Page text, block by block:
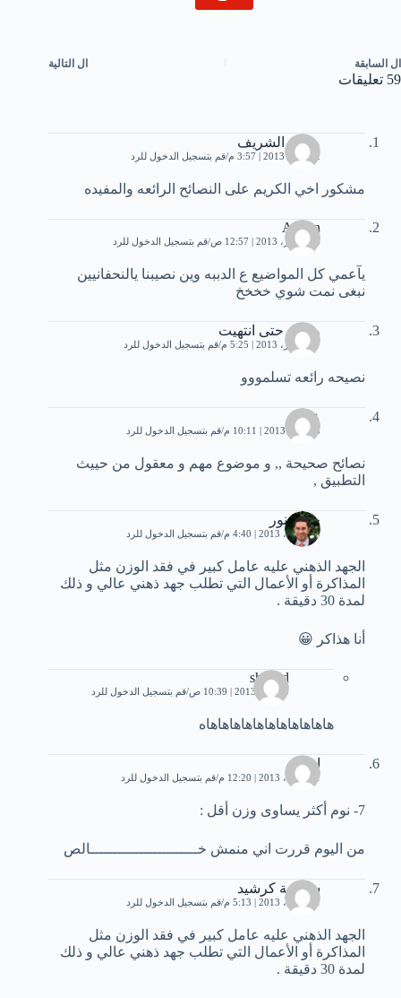
ال السابقة ال التالية
59 تعليقات
محمد الشريف
12 يناير، 2013 | 3:57 م قم بتسجيل الدخول للرد
مشكور اخي الكريم على النصائح الرائعه والمفيده
Adnan
16 فبراير، 2013 | 12:57 ص قم بتسجيل الدخول للرد
يآعمي كل المواضيع ع الدببه وين نصيبنا يالنحفانيين
نبغى نمت شوي خخخخ
وفيت حتى انتهيت
27 فبراير، 2013 | 5:25 م قم بتسجيل الدخول للرد
نصيحه رائعه تسلمووو
علاء
5 أبريل، 2013 | 10:11 م قم بتسجيل الدخول للرد
نصائح صحيحة ,, و موضوع مهم و معقول من حييث
التطبيق ,
حازم نور
18 أبريل، 2013 | 4:40 م قم بتسجيل الدخول للرد
الجهد الذهني عليه عامل كبير في فقد الوزن مثل
المذاكرة أو الأعمال التي تطلب جهد ذهني عالي و ذلك
لمدة 30 دقيقة .
أنا هذاكر 😀
shahad
3 يونيو، 2013 | 10:39 ص قم بتسجيل الدخول للرد
هاهاهاهاهاهاهاهاهاهاهاه
اسلام
21 أبريل، 2013 | 12:20 م قم بتسجيل الدخول للرد
7- نوم أكثر يساوى وزن أقل :
من اليوم قررت اني منمش خــــــــــــــــــــــــالص
سميحة كرشيد
21 أبريل، 2013 | 5:13 م قم بتسجيل الدخول للرد
الجهد الذهني عليه عامل كبير في فقد الوزن مثل
المذاكرة أو الأعمال التي تطلب جهد ذهني عالي و ذلك
لمدة 30 دقيقة .